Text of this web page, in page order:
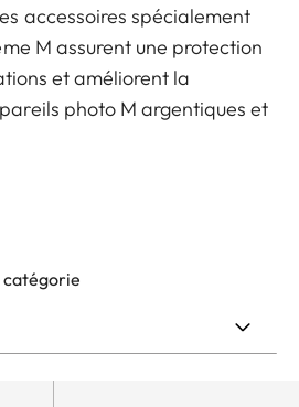
accessoires spécialement
M assurent une protection
et améliorent la
photo M argentiques et
catégorie